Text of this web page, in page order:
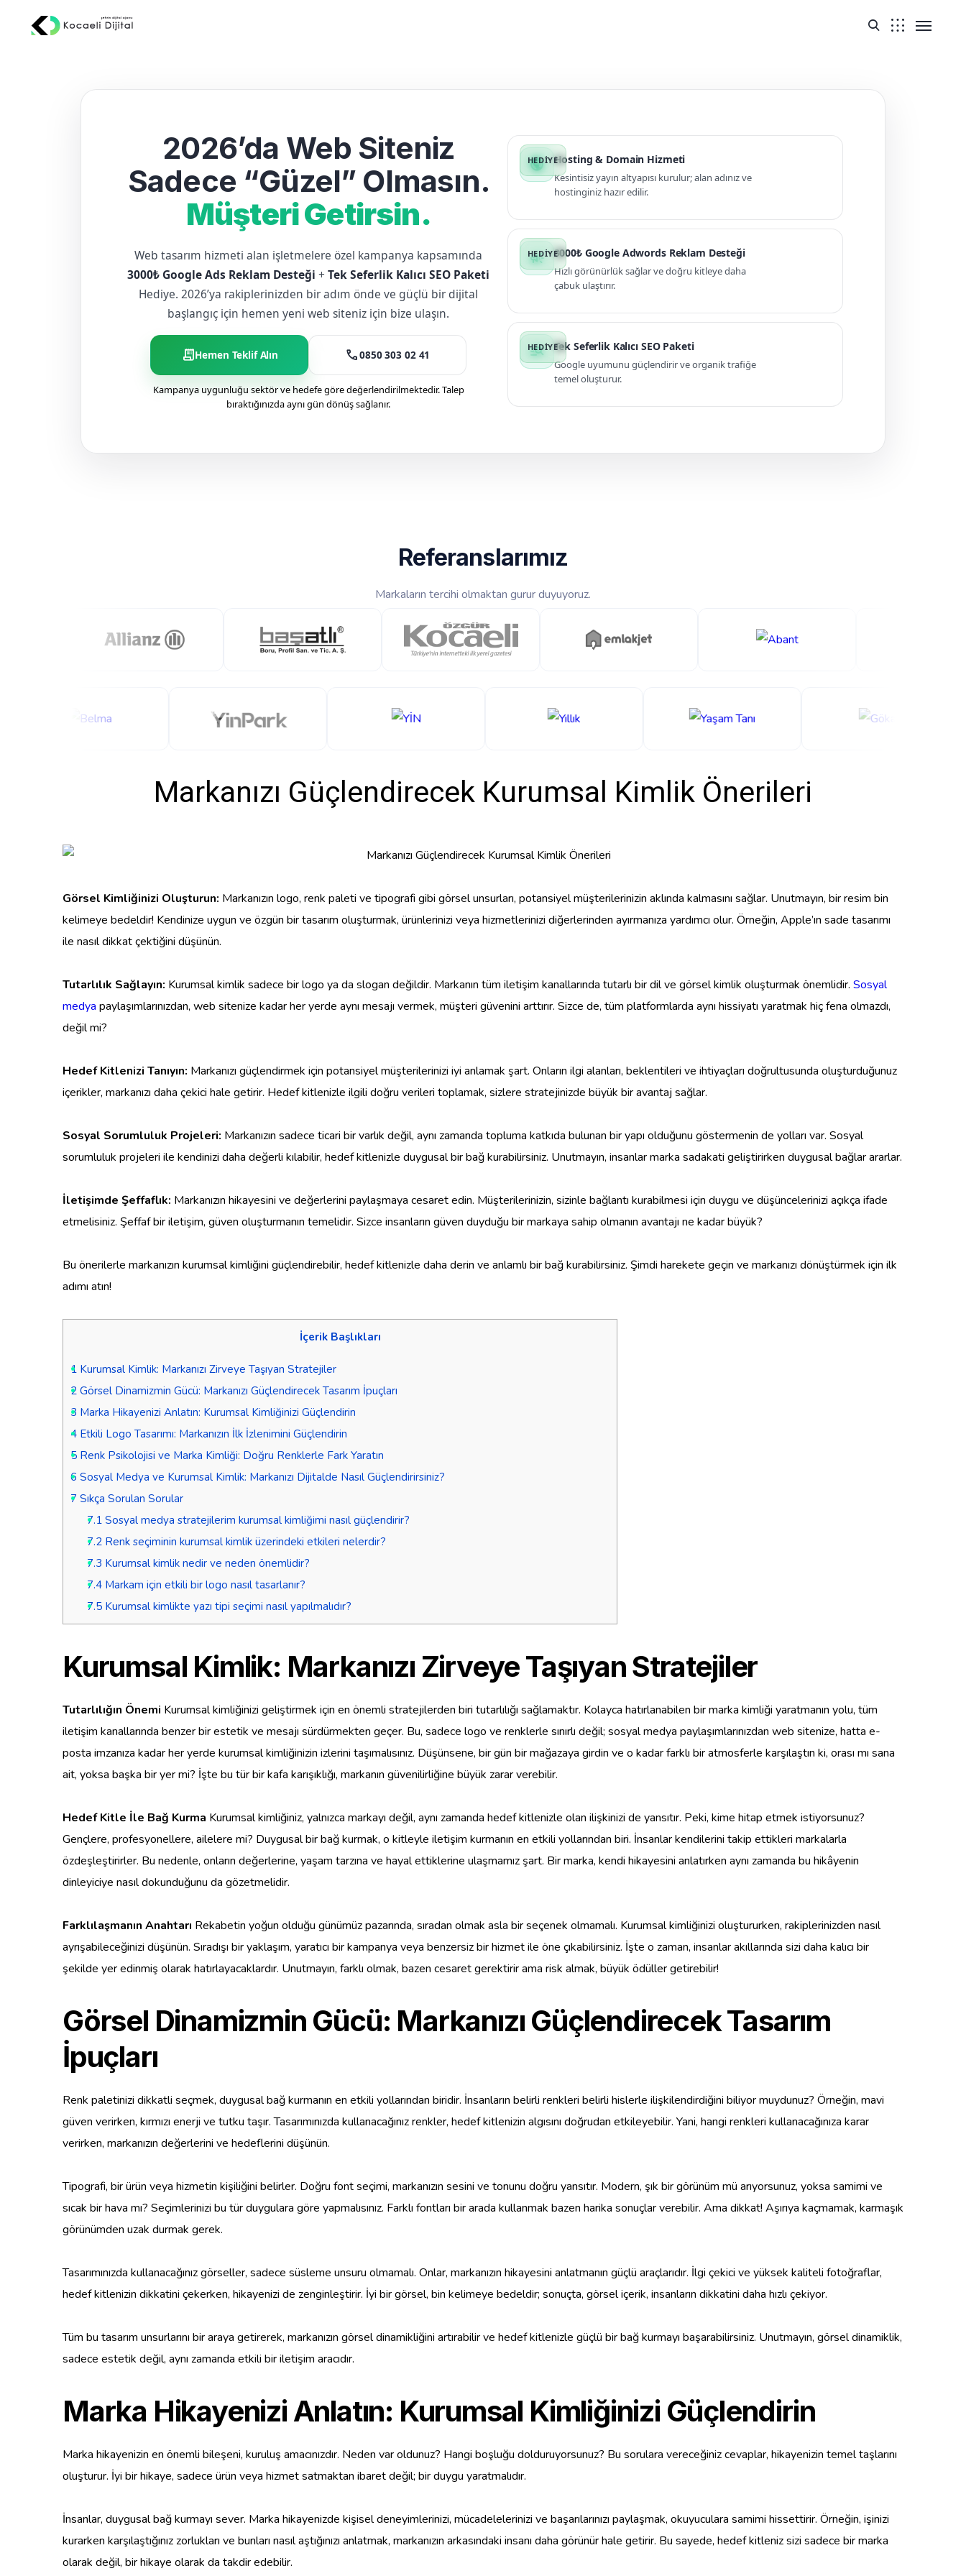
2026’da Web Siteniz
Sadece “Güzel” Olmasın.
Müşteri Getirsin.
Web tasarım hizmeti alan işletmelere özel kampanya kapsamında
3000₺ Google Ads Reklam Desteği +Tek Seferlik Kalıcı SEO Paketi
Hediye. 2026’ya rakiplerinizden bir adım önde ve güçlü bir dijital
başlangıç için hemen yeni web siteniz için bize ulaşın.
receipt_longHemen Teklif Alın call0850 303 02 41
Kampanya uygunluğu sektör ve hedefe göre değerlendirilmektedir. Talep
bıraktığınızda aynı gün dönüş sağlanır.
public Hosting & Domain Hizmeti
Kesintisiz yayın altyapısı kurulur; alan adınız ve
hostinginiz hazır edilir.
campaign 3000₺ Google Adwords Reklam Desteği
Hızlı görünürlük sağlar ve doğru kitleye daha
çabuk ulaştırır.
manage_search Tek Seferlik Kalıcı SEO Paketi
Google uyumunu güçlendirir ve organik trafiğe
temel oluşturur.
Referanslarımız
Markaların tercihi olmaktan gurur duyuyoruz.
Markanızı Güçlendirecek Kurumsal Kimlik Önerileri
Görsel Kimliğinizi Oluşturun: Markanızın logo, renk paleti ve tipografi gibi görsel unsurları, potansiyel müşterilerinizin aklında kalmasını sağlar. Unutmayın, bir resim bin
kelimeye bedeldir! Kendinize uygun ve özgün bir tasarım oluşturmak, ürünlerinizi veya hizmetlerinizi diğerlerinden ayırmanıza yardımcı olur. Örneğin, Apple’ın sade tasarımı
ile nasıl dikkat çektiğini düşünün.
Tutarlılık Sağlayın: Kurumsal kimlik sadece bir logo ya da slogan değildir. Markanın tüm iletişim kanallarında tutarlı bir dil ve görsel kimlik oluşturmak önemlidir. Sosyal
medya paylaşımlarınızdan, web sitenize kadar her yerde aynı mesajı vermek, müşteri güvenini arttırır. Sizce de, tüm platformlarda aynı hissiyatı yaratmak hiç fena olmazdı,
değil mi?
Hedef Kitlenizi Tanıyın: Markanızı güçlendirmek için potansiyel müşterilerinizi iyi anlamak şart. Onların ilgi alanları, beklentileri ve ihtiyaçları doğrultusunda oluşturduğunuz
içerikler, markanızı daha çekici hale getirir. Hedef kitlenizle ilgili doğru verileri toplamak, sizlere stratejinizde büyük bir avantaj sağlar.
Sosyal Sorumluluk Projeleri: Markanızın sadece ticari bir varlık değil, aynı zamanda topluma katkıda bulunan bir yapı olduğunu göstermenin de yolları var. Sosyal
sorumluluk projeleri ile kendinizi daha değerli kılabilir, hedef kitlenizle duygusal bir bağ kurabilirsiniz. Unutmayın, insanlar marka sadakati geliştirirken duygusal bağlar ararlar.
İletişimde Şeffaflık: Markanızın hikayesini ve değerlerini paylaşmaya cesaret edin. Müşterilerinizin, sizinle bağlantı kurabilmesi için duygu ve düşüncelerinizi açıkça ifade
etmelisiniz. Şeffaf bir iletişim, güven oluşturmanın temelidir. Sizce insanların güven duyduğu bir markaya sahip olmanın avantajı ne kadar büyük?
Bu önerilerle markanızın kurumsal kimliğini güçlendirebilir, hedef kitlenizle daha derin ve anlamlı bir bağ kurabilirsiniz. Şimdi harekete geçin ve markanızı dönüştürmek için ilk
adımı atın!
İçerik Başlıkları
1 Kurumsal Kimlik: Markanızı Zirveye Taşıyan Stratejiler
2 Görsel Dinamizmin Gücü: Markanızı Güçlendirecek Tasarım İpuçları
3 Marka Hikayenizi Anlatın: Kurumsal Kimliğinizi Güçlendirin
4 Etkili Logo Tasarımı: Markanızın İlk İzlenimini Güçlendirin
5 Renk Psikolojisi ve Marka Kimliği: Doğru Renklerle Fark Yaratın
6 Sosyal Medya ve Kurumsal Kimlik: Markanızı Dijitalde Nasıl Güçlendirirsiniz?
7 Sıkça Sorulan Sorular
7.1Sosyal medya stratejilerim kurumsal kimliğimi nasıl güçlendirir?
7.2Renk seçiminin kurumsal kimlik üzerindeki etkileri nelerdir?
7.3 Kurumsal kimlik nedir ve neden önemlidir?
7.4Markam için etkili bir logo nasıl tasarlanır?
7.5Kurumsal kimlikte yazı tipi seçimi nasıl yapılmalıdır?
Kurumsal Kimlik: Markanızı Zirveye Taşıyan Stratejiler
Tutarlılığın Önemi Kurumsal kimliğinizi geliştirmek için en önemli stratejilerden biri tutarlılığı sağlamaktır. Kolayca hatırlanabilen bir marka kimliği yaratmanın yolu, tüm
iletişim kanallarında benzer bir estetik ve mesajı sürdürmekten geçer. Bu, sadece logo ve renklerle sınırlı değil; sosyal medya paylaşımlarınızdan web sitenize, hatta e-
posta imzanıza kadar her yerde kurumsal kimliğinizin izlerini taşımalısınız. Düşünsene, bir gün bir mağazaya girdin ve o kadar farklı bir atmosferle karşılaştın ki, orası mı sana
ait, yoksa başka bir yer mi? İşte bu tür bir kafa karışıklığı, markanın güvenilirliğine büyük zarar verebilir.
Hedef Kitle İle Bağ Kurma Kurumsal kimliğiniz, yalnızca markayı değil, aynı zamanda hedef kitlenizle olan ilişkinizi de yansıtır. Peki, kime hitap etmek istiyorsunuz?
Gençlere, profesyonellere, ailelere mi? Duygusal bir bağ kurmak, o kitleyle iletişim kurmanın en etkili yollarından biri. İnsanlar kendilerini takip ettikleri markalarla
özdeşleştirirler. Bu nedenle, onların değerlerine, yaşam tarzına ve hayal ettiklerine ulaşmamız şart. Bir marka, kendi hikayesini anlatırken aynı zamanda bu hikâyenin
dinleyiciye nasıl dokunduğunu da gözetmelidir.
Farklılaşmanın Anahtarı Rekabetin yoğun olduğu günümüz pazarında, sıradan olmak asla bir seçenek olmamalı. Kurumsal kimliğinizi oluştururken, rakiplerinizden nasıl
ayrışabileceğinizi düşünün. Sıradışı bir yaklaşım, yaratıcı bir kampanya veya benzersiz bir hizmet ile öne çıkabilirsiniz. İşte o zaman, insanlar akıllarında sizi daha kalıcı bir
şekilde yer edinmiş olarak hatırlayacaklardır. Unutmayın, farklı olmak, bazen cesaret gerektirir ama risk almak, büyük ödüller getirebilir!
Görsel Dinamizmin Gücü: Markanızı Güçlendirecek Tasarım
İpuçları
Renk paletinizi dikkatli seçmek, duygusal bağ kurmanın en etkili yollarından biridir. İnsanların belirli renkleri belirli hislerle ilişkilendirdiğini biliyor muydunuz? Örneğin, mavi
güven verirken, kırmızı enerji ve tutku taşır. Tasarımınızda kullanacağınız renkler, hedef kitlenizin algısını doğrudan etkileyebilir. Yani, hangi renkleri kullanacağınıza karar
verirken, markanızın değerlerini ve hedeflerini düşünün.
Tipografi, bir ürün veya hizmetin kişiliğini belirler. Doğru font seçimi, markanızın sesini ve tonunu doğru yansıtır. Modern, şık bir görünüm mü arıyorsunuz, yoksa samimi ve
sıcak bir hava mı? Seçimlerinizi bu tür duygulara göre yapmalısınız. Farklı fontları bir arada kullanmak bazen harika sonuçlar verebilir. Ama dikkat! Aşırıya kaçmamak, karmaşık
görünümden uzak durmak gerek.
Tasarımınızda kullanacağınız görseller, sadece süsleme unsuru olmamalı. Onlar, markanızın hikayesini anlatmanın güçlü araçlarıdır. İlgi çekici ve yüksek kaliteli fotoğraflar,
hedef kitlenizin dikkatini çekerken, hikayenizi de zenginleştirir. İyi bir görsel, bin kelimeye bedeldir; sonuçta, görsel içerik, insanların dikkatini daha hızlı çekiyor.
Tüm bu tasarım unsurlarını bir araya getirerek, markanızın görsel dinamikliğini artırabilir ve hedef kitlenizle güçlü bir bağ kurmayı başarabilirsiniz. Unutmayın, görsel dinamiklik,
sadece estetik değil, aynı zamanda etkili bir iletişim aracıdır.
Marka Hikayenizi Anlatın: Kurumsal Kimliğinizi Güçlendirin
Marka hikayenizin en önemli bileşeni, kuruluş amacınızdır. Neden var oldunuz? Hangi boşluğu dolduruyorsunuz? Bu sorulara vereceğiniz cevaplar, hikayenizin temel taşlarını
oluşturur. İyi bir hikaye, sadece ürün veya hizmet satmaktan ibaret değil; bir duygu yaratmalıdır.
İnsanlar, duygusal bağ kurmayı sever. Marka hikayenizde kişisel deneyimlerinizi, mücadelelerinizi ve başarılarınızı paylaşmak, okuyuculara samimi hissettirir. Örneğin, işinizi
kurarken karşılaştığınız zorlukları ve bunları nasıl aştığınızı anlatmak, markanızın arkasındaki insanı daha görünür hale getirir. Bu sayede, hedef kitleniz sizi sadece bir marka
olarak değil, bir hikaye olarak da takdir edebilir.